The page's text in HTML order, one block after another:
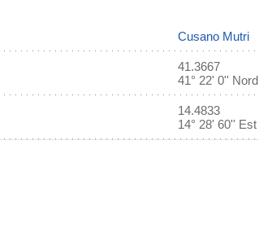
Cusano Mutri
41.3667
41° 22' 0'' Nord
14.4833
14° 28' 60'' Est